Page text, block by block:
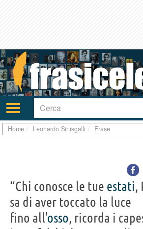
Attiva/disattiva
navigazione
Home Leonardo Sinisgalli Frase
“Chi conosce le tue estati,
sa di aver toccato la luce
fino all'osso, ricorda i